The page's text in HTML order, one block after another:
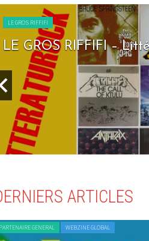
LE GROS RIFFIFI
LE GROS RIFFIFI –
ARTICLES
GENERAL WEBZINE GLOBAL